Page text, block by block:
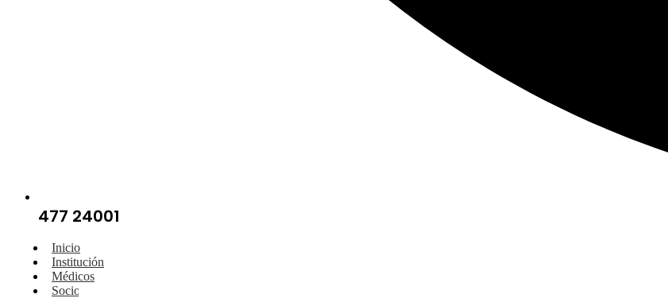
477 24001
Inicio
Institución
Médicos
Socios